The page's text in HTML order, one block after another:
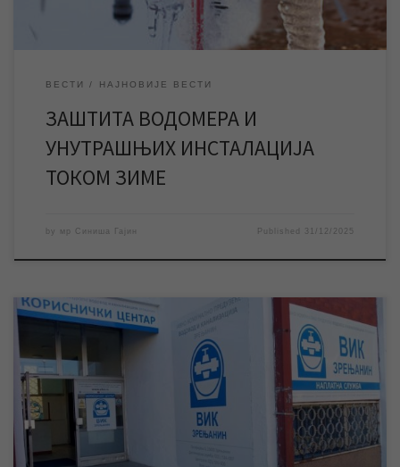
ВЕСТИ НАЈНОВИЈЕ ВЕСТИ
ЗАШТИТА ВОДОМЕРА И
УНУТРАШЊИХ ИНСТАЛАЦИЈА
ТОКОМ ЗИМЕ
by мр Синиша Гајин Published 31/12/2025
Током новогодишњих празника и на дан Божића неће радити
службе и шалтери у Корисничком центру, као ни наплатна
места у граду. За време празника дежуран је број за пријаву
кварова и екипе за интервенције на јавним мрежама. Службе
и шалтери у Корисничком центру у Петефијевој 3, као и сва
наплатна […]